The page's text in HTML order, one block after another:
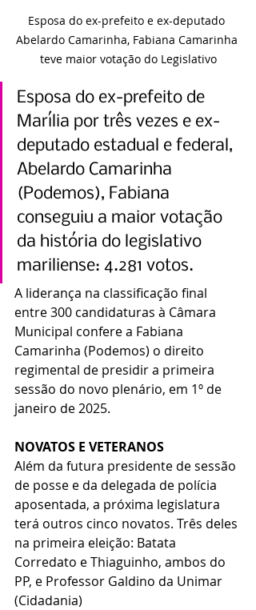
Esposa do ex-prefeito e ex-deputado
Abelardo Camarinha, Fabiana Camarinha
teve maior votação do Legislativo
Esposa do ex-prefeito de
Marília por três vezes e ex-
deputado estadual e federal,
Abelardo Camarinha
(Podemos), Fabiana
conseguiu a maior votação
da história do legislativo
mariliense: 4.281 votos.
A liderança na classificação final
entre 300 candidaturas à Câmara
Municipal confere a Fabiana
Camarinha (Podemos) o direito
regimental de presidir a primeira
sessão do novo plenário, em 1º de
janeiro de 2025.
NOVATOS E VETERANOS
Além da futura presidente de sessão
de posse e da delegada de polícia
aposentada, a próxima legislatura
terá outros cinco novatos. Três deles
na primeira eleição: Batata
Corredato e Thiaguinho, ambos do
PP, e Professor Galdino da Unimar
(Cidadania)